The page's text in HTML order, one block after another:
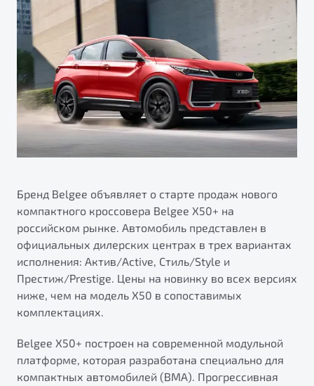
Яркий кроссовер
от 2 219 990 ₽*
Обзор В наличии
S50
Элегантный и практичный седан
Обзор В наличии
Автокредит
Трейд-ин
Страхование
Расчет КАСКО
Узнайте о специальных выгодах при покупке
автомобиля Belgee
Подробно
ПОДДЕРЖКА
Гарантия Belgee
Belgee Линк
Belgee Клуб
Belgee Плюс
Реферальная программа
Помощь на дорогах
О дилерском центре
Правовая информация
Бренд Belgee объявляет о старте продаж нового
компактного кроссовера Belgee X50+ на
российском рынке. Автомобиль представлен в
официальных дилерских центрах в трех вариантах
исполнения: Актив/Active, Стиль/Style и
Престиж/Prestige. Цены на новинку во всех версиях
ниже, чем на модель X50 в сопоставимых
комплектациях.
Belgee Х50+ построен на современной модульной
платформе, которая разработана специально для
компактных автомобилей (BMA). Прогрессивная